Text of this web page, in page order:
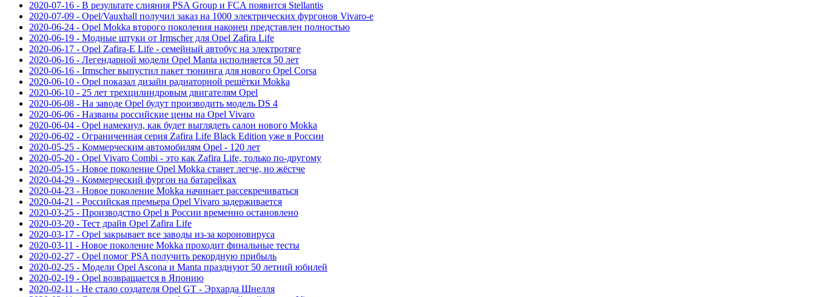
2020-07-16 - В результате слияния PSA Group и FCA появится Stellantis
2020-07-09 - Opel/Vauxhall получил заказ на 1000 электрических фургонов Vivaro-e
2020-06-24 - Opel Mokka второго поколения наконец представлен полностью
2020-06-19 - Модные штуки от Irmscher для Opel Zafira Life
2020-06-17 - Opel Zafira-E Life - семейный автобус на электротяге
2020-06-16 - Легендарной модели Opel Manta исполняется 50 лет
2020-06-16 - Irmscher выпустил пакет тюнинга для нового Opel Corsa
2020-06-10 - Opel показал дизайн радиаторной решётки Mokka
2020-06-10 - 25 лет трехцилиндровым двигателям Opel
2020-06-08 - На заводе Opel будут производить модель DS 4
2020-06-06 - Названы российские цены на Opel Vivaro
2020-06-04 - Opel намекнул, как будет выглядеть салон нового Mokka
2020-06-02 - Ограниченная серия Zafira Life Black Edition уже в России
2020-05-25 - Коммерческим автомобилям Opel - 120 лет
2020-05-20 - Opel Vivaro Combi - это как Zafira Life, только по-другому
2020-05-15 - Новое поколение Opel Mokka станет легче, но жёстче
2020-04-29 - Коммерческий фургон на батарейках
2020-04-23 - Новое поколение Mokka начинает рассекречиваться
2020-04-21 - Российская премьера Opel Vivaro задерживается
2020-03-25 - Производство Opel в России временно остановлено
2020-03-20 - Тест драйв Opel Zafira Life
2020-03-17 - Opel закрывает все заводы из-за короновируса
2020-03-11 - Новое поколение Mokka проходит финальные тесты
2020-02-27 - Opel помог PSA получить рекордную прибыль
2020-02-25 - Модели Opel Ascona и Manta празднуют 50 летний юбилей
2020-02-19 - Opel возвращается в Японию
2020-02-11 - Не стало создателя Opel GT - Эрхарда Шнелля